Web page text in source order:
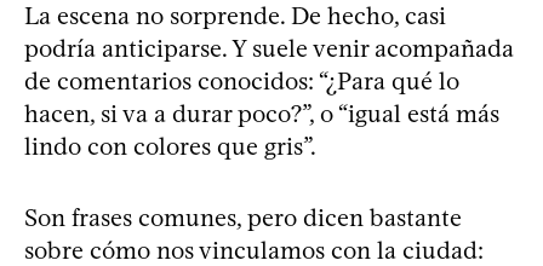
La escena no sorprende. De hecho, casi
podría anticiparse. Y suele venir acompañada
de comentarios conocidos: “¿Para qué lo
hacen, si va a durar poco?”, o “igual está más
lindo con colores que gris”.
Son frases comunes, pero dicen bastante
sobre cómo nos vinculamos con la ciudad: